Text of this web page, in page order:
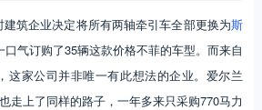
筑企业决定将所有两轴牵引车全部更换为斯
口气订购了35辆这款价格不菲的车型。而来自
这家公司并非唯一有此想法的企业。爱尔兰
走上了同样的路子，一年多来只采购770马力